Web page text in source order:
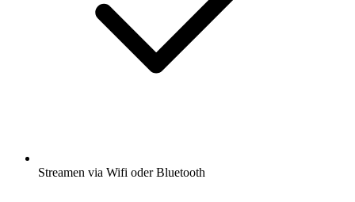
Streamen via Wifi oder Bluetooth